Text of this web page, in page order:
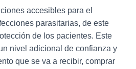
accesibles para el
parasitarias, de este
de los pacientes. Este
nivel adicional de confianza y
que se va a recibir, comprar